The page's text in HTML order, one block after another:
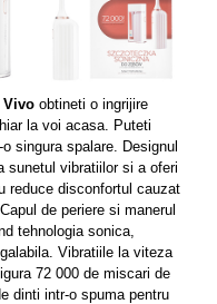
Vivo obtineti o ingrijire
la voi acasa. Puteti
singura spalare. Designul
sunetul vibratiilor si a oferi
reduce disconfortul cauzat
de periere si manerul
tehnologia sonica,
Vibratiile la viteza
72 000 de miscari de
dinti intr-o spuma pentru